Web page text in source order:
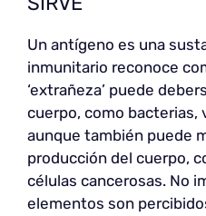
Un antígeno es una
inmunitario reconoce
‘extrañeza’ puede
cuerpo, como bacterias,
aunque también puede
producción del cuerpo,
células cancerosas. No
elementos son